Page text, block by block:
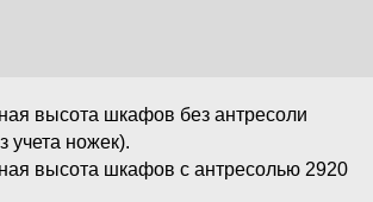
высота шкафов без антресоли
учета ножек).
высота шкафов с антресолью 2920